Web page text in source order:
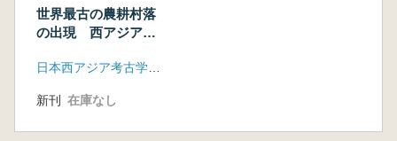
世界最古の農耕村落
の出現 西アジア先
要旨集
新刊 在庫なし